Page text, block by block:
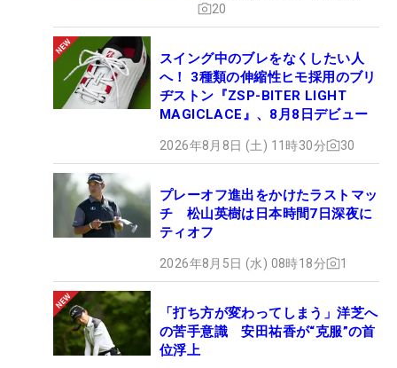
20
スイング中のブレをなくしたい人
へ！ 3種類の伸縮性ヒモ採用のブリ
ヂストン『ZSP-BITER LIGHT
MAGICLACE』、8月8日デビュー
2026年8月8日 (土) 11時30分 30
プレーオフ進出をかけたラストマッ
チ 松山英樹は日本時間7日深夜に
ティオフ
2026年8月5日 (水) 08時18分 1
「打ち方が変わってしまう」洋芝へ
の苦手意識 安田祐香が“克服”の首
位浮上